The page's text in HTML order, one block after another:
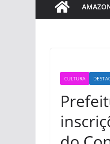
CULTURA